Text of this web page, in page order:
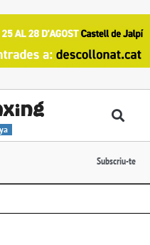
Subscriu-te